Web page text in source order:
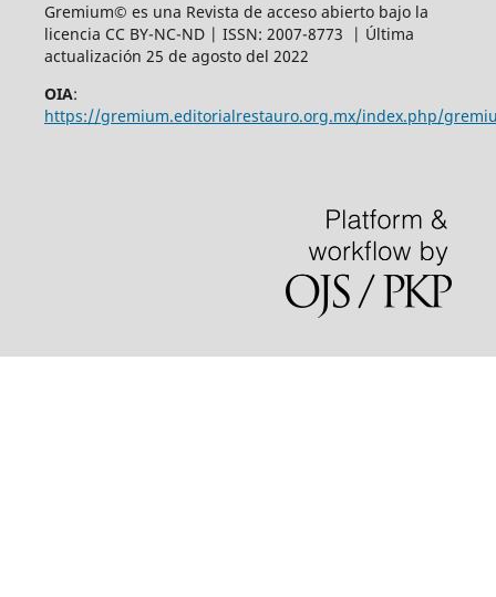
Gremium© es una Revista de acceso abierto bajo la
licencia CC BY-NC-ND | ISSN: 2007-8773 | Última
actualización 25 de agosto del 2022
OIA:
https://gremium.editorialrestauro.org.mx/index.php/